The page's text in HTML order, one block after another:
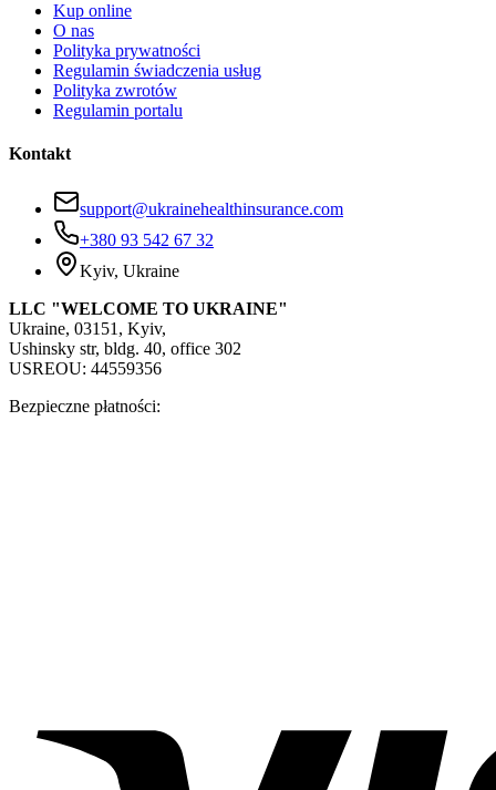
Kup online
O nas
Polityka prywatności
Regulamin świadczenia usług
Polityka zwrotów
Regulamin portalu
Kontakt
support@ukrainehealthinsurance.com
+380 93 542 67 32
Kyiv, Ukraine
LLC "WELCOME TO UKRAINE"
Ukraine, 03151, Kyiv,
Ushinsky str, bldg. 40, office 302
USREOU: 44559356
Bezpieczne płatności: